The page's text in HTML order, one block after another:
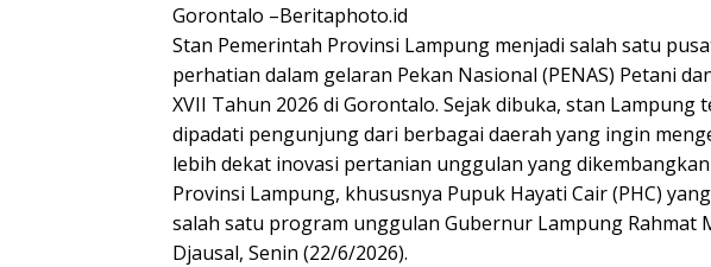
Gorontalo –Beritaphoto.id
Stan Pemerintah Provinsi Lampung menjadi salah satu
perhatian dalam gelaran Pekan Nasional (PENAS) Petani
XVII Tahun 2026 di Gorontalo. Sejak dibuka, stan Lampung
dipadati pengunjung dari berbagai daerah yang ingin
lebih dekat inovasi pertanian unggulan yang
Provinsi Lampung, khususnya Pupuk Hayati Cair (PHC)
salah satu program unggulan Gubernur Lampung Rahmat
Djausal, Senin (22/6/2026).